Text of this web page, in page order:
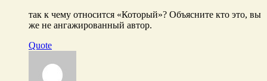
так к чему относится «Который»? Объясните кто это, вы
же не ангажированный автор.
Quote